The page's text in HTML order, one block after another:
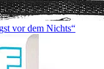
vor dem Nichts“